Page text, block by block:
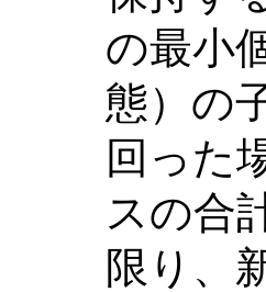
の最小
態）の
回った
スの合
限り、